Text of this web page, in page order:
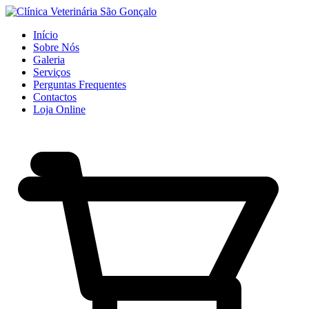
Início
Sobre Nós
Galeria
Serviços
Perguntas Frequentes
Contactos
Loja Online